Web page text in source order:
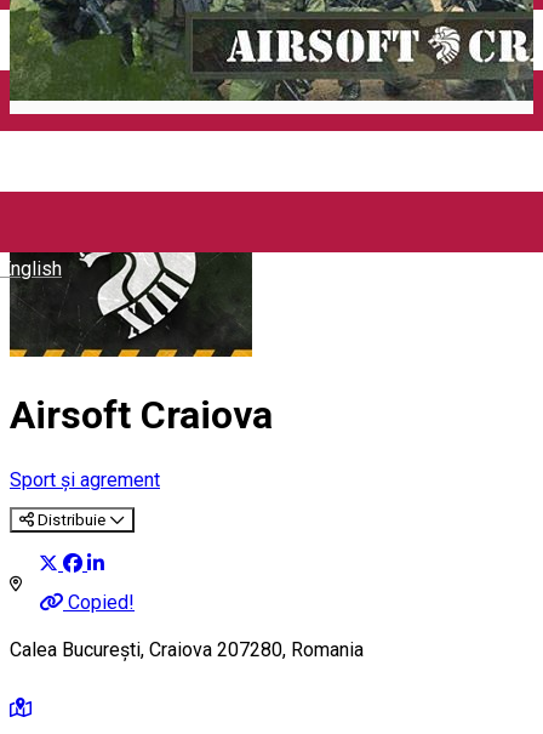
English
Închirieri auto
Închirieri biciclete
Taxi
Încărcare vehicule electrice
Airsoft Craiova
Sport și agrement
Distribuie
Copied!
Calea București, Craiova 207280, Romania